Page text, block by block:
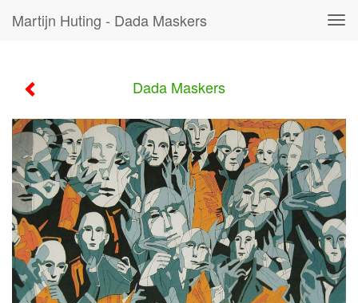
Martijn Huting - Dada Maskers
Dada Maskers